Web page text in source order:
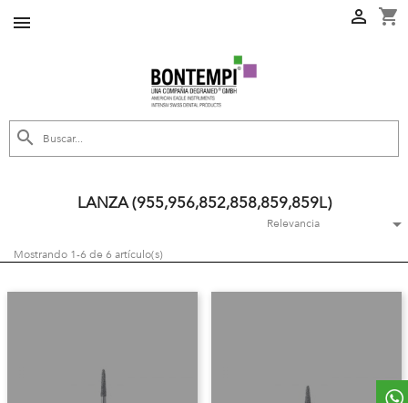
 shopping_cart


LANZA (955,956,852,858,859,859L)
Relevancia 
Mostrando 1-6 de 6 artículo(s)